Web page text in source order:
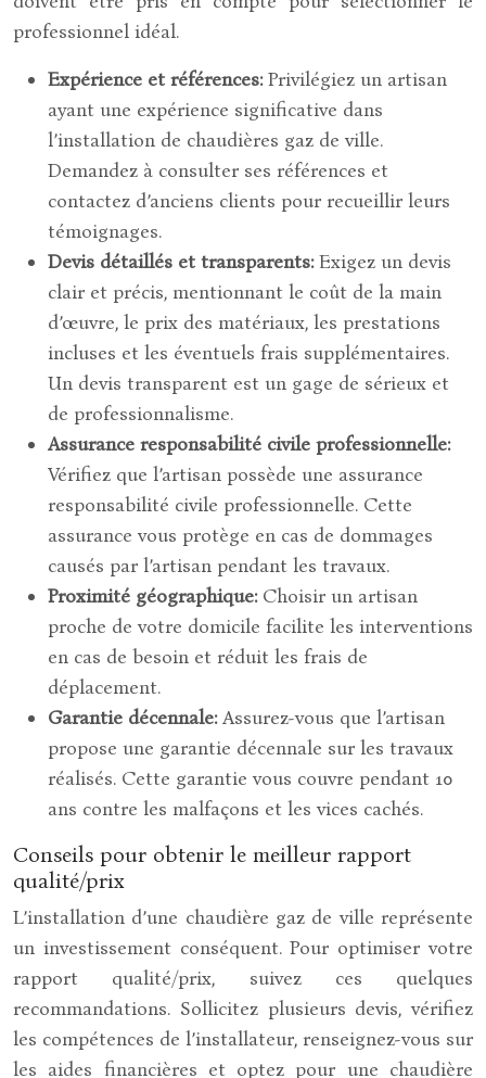
professionnel idéal.
Expérience et références:Privilégiez un artisan
ayant une expérience significative dans
l’installation de chaudières gaz de ville.
Demandez à consulter ses références et
contactez d’anciens clients pour recueillir leurs
témoignages.
Devis détaillés et transparents:Exigez un devis
clair et précis, mentionnant le coût de la main
d’œuvre, le prix des matériaux, les prestations
incluses et les éventuels frais supplémentaires.
Un devis transparent est un gage de sérieux et
de professionnalisme.
Assurance responsabilité civile professionnelle:
Vérifiez que l’artisan possède une assurance
responsabilité civile professionnelle. Cette
assurance vous protège en cas de dommages
causés par l’artisan pendant les travaux.
Proximité géographique: Choisir un artisan
proche de votre domicile facilite les interventions
en cas de besoin et réduit les frais de
déplacement.
Garantie décennale:Assurez-vous que l’artisan
propose une garantie décennale sur les travaux
réalisés. Cette garantie vous couvre pendant 10
ans contre les malfaçons et les vices cachés.
Conseils pour obtenir le meilleur rapport
qualité/prix
L’installation d’une chaudière gaz de ville représente
un investissement conséquent. Pour optimiser votre
rapport qualité/prix, suivez ces quelques
recommandations. Sollicitez plusieurs devis, vérifiez
les compétences de l’installateur, renseignez-vous sur
les aides financières et optez pour une chaudière